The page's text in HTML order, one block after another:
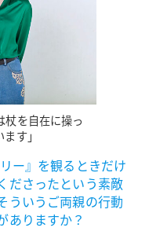
杖を自在に操っ
す」
ー』を観るときだけ
ださったという素敵
ういうご両親の行動
ありますか？